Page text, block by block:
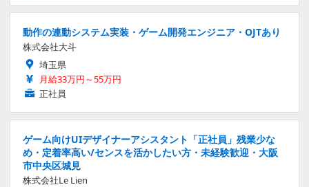
動作の連動システム実装・ゲーム開発エンジニア・OJTあり
株式会社大斗
埼玉県
月給33万円～55万円
正社員
ゲーム向けUIデザイナーアシスタント「正社員」残業少な
め・定着率高い/センスを活かしたい方・未経験歓迎・大阪
市中央区城見
株式会社Le Lien